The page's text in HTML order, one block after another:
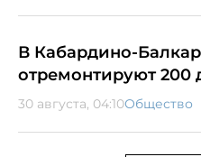
В Кабардино-
отремонтируют 200
30 августа, 04:10Общество